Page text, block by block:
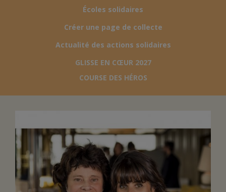
FAIRE UN DON
ESPACE PRESSE
BÉNÉVOLE
UN PETIT PRINCE
Écoles solidaires
Créer une page de collecte
Actualité des actions solidaires
GLISSE EN CŒUR 2027
COURSE DES HÉROS